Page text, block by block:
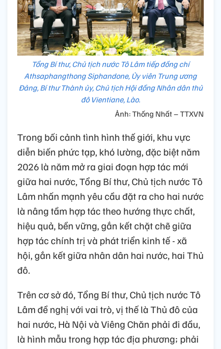
Tổng Bí thư, Chủ tịch nước Tô Lâm tiếp đồng chí
Athsaphangthong Siphandone, Ủy viên Trung ương
Đảng, Bí thư Thành ủy, Chủ tịch Hội đồng Nhân dân thủ
đô Vientiane, Lào.
Ảnh: Thống Nhất – TTXVN
Trong bối cảnh tình hình thế giới, khu vực
diễn biến phức tạp, khó lường, đặc biệt năm
2026 là năm mở ra giai đoạn hợp tác mới
giữa hai nước, Tổng Bí thư, Chủ tịch nước Tô
Lâm nhấn mạnh yêu cầu đặt ra cho hai nước
là nâng tầm hợp tác theo hướng thực chất,
hiệu quả, bền vững, gắn kết chặt chẽ giữa
hợp tác chính trị và phát triển kinh tế - xã
hội, gắn kết giữa nhân dân hai nước, hai Thủ
đô.
Trên cơ sở đó, Tổng Bí thư, Chủ tịch nước Tô
Lâm đề nghị với vai trò, vị thế là Thủ đô của
hai nước, Hà Nội và Viêng Chăn phải đi đầu,
là hình mẫu trong hợp tác địa phương; phải